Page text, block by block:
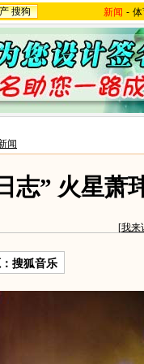
搜狗 新闻 -
闻
志” 火星萧
[我来
搜狐音乐